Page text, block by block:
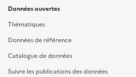
Données ouvertes
Thématiques
Données de référence
Catalogue de données
Suivre les publications des données